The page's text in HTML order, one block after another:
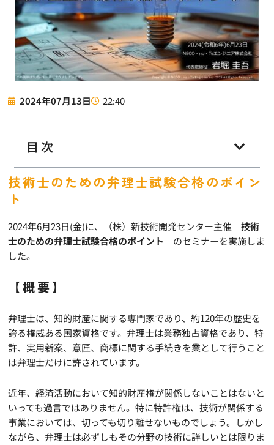
2024年07月13日 22:40
目次
技術士のための弁理士試験合格のポイン
ト
2024年6月23日(金)に、（株）新技術開発センター主催技術
士のための弁理士試験合格のポイント
のセミナーを実施しま
した。
【概要】
弁理士は、知的財産に関する専門家であり、約120年の歴史を
誇る権威ある国家資格です。弁理士は業務独占資格であり、特
許、実用新案、意匠、商標に関する手続きを業として行うこと
は弁理士だけに許されています。
近年、経済活動において知的財産権が関係しないことはないと
いっても過言ではありません。特に特許権は、技術が関係する
事業においては、切っても切り離せないものでしょう。しかし
ながら、弁理士は必ずしもその分野の技術に詳しいとは限りま